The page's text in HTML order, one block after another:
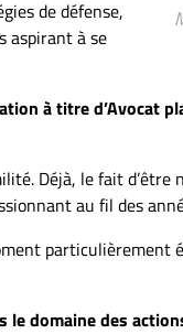
de défense,
aspirant à se
à titre d’Avocat
Déjà, le fait d’être
au fil des
particulièrement
domaine des